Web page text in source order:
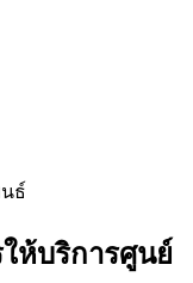
ธ์
ห้บริการศูนย์